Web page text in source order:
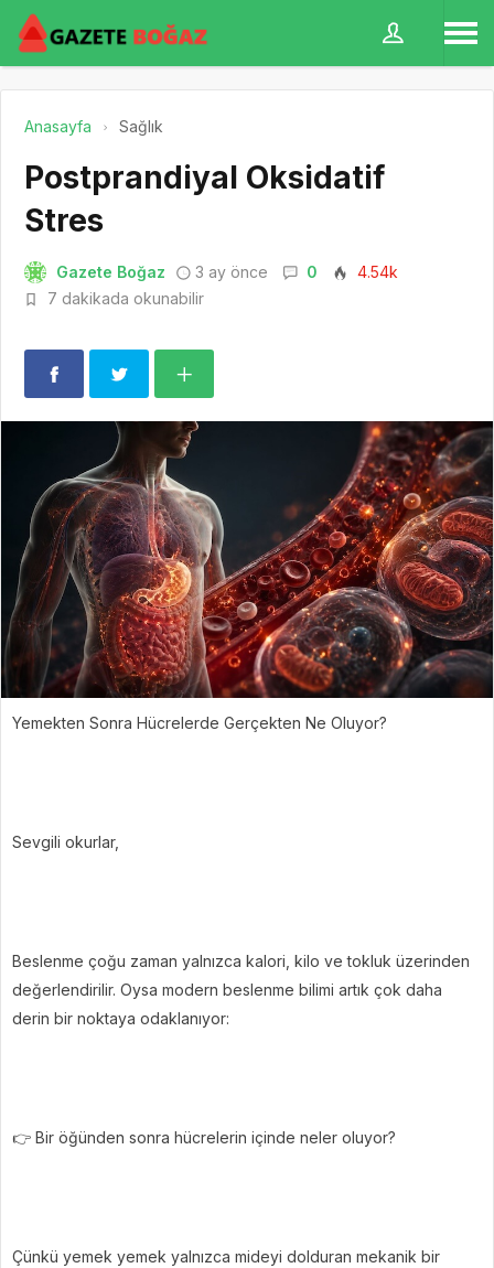
Anasayfa Sağlık
Postprandiyal Oksidatif
Stres
Gazete Boğaz 3 ay önce 0
4.54k
7 dakikada okunabilir
Yemekten Sonra Hücrelerde Gerçekten Ne Oluyor?
Sevgili okurlar,
Beslenme çoğu zaman yalnızca kalori, kilo ve tokluk üzerinden
değerlendirilir. Oysa modern beslenme bilimi artık çok daha
derin bir noktaya odaklanıyor:
👉 Bir öğünden sonra hücrelerin içinde neler oluyor?
Çünkü yemek yemek yalnızca mideyi dolduran mekanik bir